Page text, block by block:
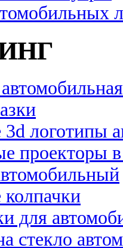
логотипы
проекторы
для
стекло